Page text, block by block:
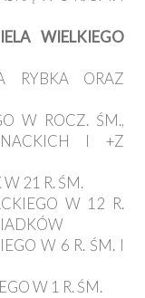
WIELKIEGO
ORAZ
W ROCZ. ŚM.,
I +Z
21 R. ŚM.
W 12 R.
W 6 R. ŚM. I
W 1 R. ŚM.